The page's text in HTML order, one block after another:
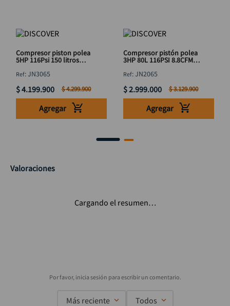
Compresor piston polea
5HP 116Psi 150 litros
DISCOVER JN3065
:JN3065
$4.199.900 $4.299.900
Agregar
Compresor pistón polea
3HP 80L 116PSI 8.8CFM
:JN2065
$2.999.000 $3.129.900
Agregar
Valoraciones
Cargando el resumen…
Más reciente Todos